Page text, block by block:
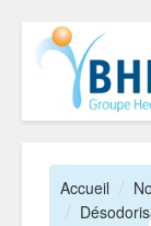
Accueil